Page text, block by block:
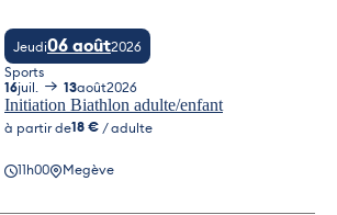
Initiation Biathlon adulte/enfant
à partir de18 € / adulte
11h00 Megève
Jeudi06 août2026
Sports
16juil. 13août2026